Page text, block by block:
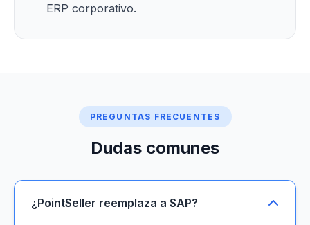
ERP corporativo.
PREGUNTAS FRECUENTES
Dudas comunes
¿PointSeller reemplaza a SAP?